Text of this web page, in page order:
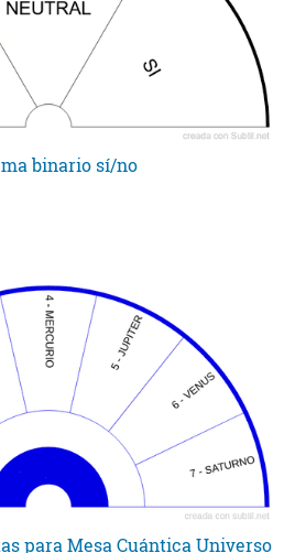
binario sí/no
para Mesa Cuántica Universo